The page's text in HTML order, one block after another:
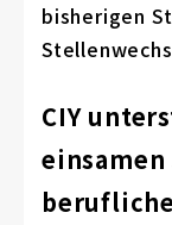
bisherigen
CIY